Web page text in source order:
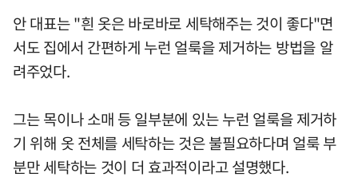
안 대표는 "흰 옷은 바로바로 세탁해주는 것이 좋다"면
서도 집에서 간편하게 누런 얼룩을 제거하는 방법을 알
려주었다.
그는 목이나 소매 등 일부분에 있는 누런 얼룩을 제거하
기 위해 옷 전체를 세탁하는 것은 불필요하다며 얼룩 부
분만 세탁하는 것이 더 효과적이라고 설명했다.